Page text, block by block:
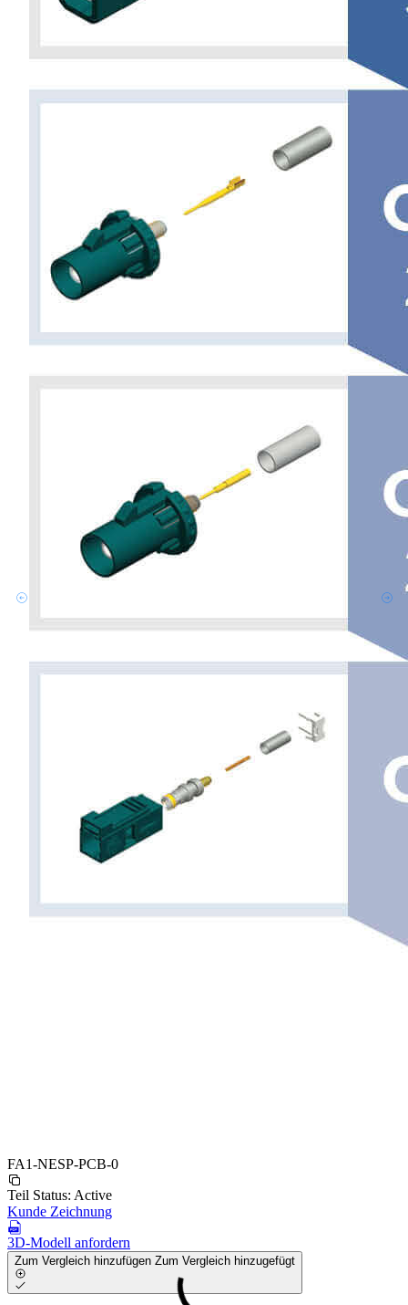
FA1-NESP-PCB-0
Teil Status: Active
Kunde Zeichnung
3D-Modell anfordern
Zum Vergleich hinzufügen Zum Vergleich hinzugefügt